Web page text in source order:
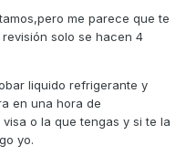
me parece que te
solo se hacen 4
liquido refrigerante y
en una hora de
o la que tengas y si te la
yo.